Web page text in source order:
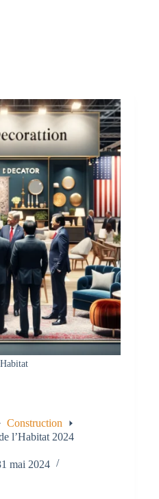
Construction
l’Habitat 2024
mai 2024